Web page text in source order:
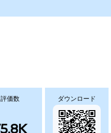
評価数 ダウンロード